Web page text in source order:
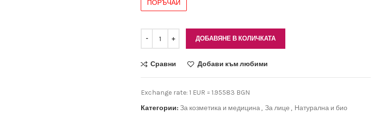
ДОБАВЯНЕ В КОЛИЧКАТА
Сравни Добави към любими
Exchange rate: 1 EUR = 1.95583 BGN
Категории: За козметика и медицина, За лице , Натурална и био